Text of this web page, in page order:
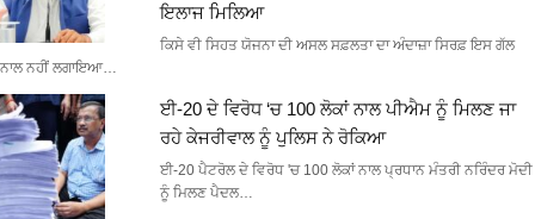
ਇਲਾਜ ਮਿਲਿਆ
ਕਿਸੇ ਵੀ ਸਿਹਤ ਯੋਜਨਾ ਦੀ ਅਸਲ ਸਫ਼ਲਤਾ ਦਾ ਅੰਦਾਜ਼ਾ ਸਿਰਫ਼ ਇਸ ਗੱਲ
ਨਾਲ ਨਹੀਂ ਲਗਾਇਆ…
ਈ-20 ਦੇ ਵਿਰੋਧ ‘ਚ 100 ਲੋਕਾਂ ਨਾਲ ਪੀਐਮ ਨੂੰ ਮਿਲਣ ਜਾ
ਰਹੇ ਕੇਜਰੀਵਾਲ ਨੂੰ ਪੁਲਿਸ ਨੇ ਰੋਕਿਆ
ਈ-20 ਪੈਟਰੋਲ ਦੇ ਵਿਰੋਧ 'ਚ 100 ਲੋਕਾਂ ਨਾਲ ਪ੍ਰਧਾਨ ਮੰਤਰੀ ਨਰਿੰਦਰ ਮੋਦੀ
ਨੂੰ ਮਿਲਣ ਪੈਦਲ…